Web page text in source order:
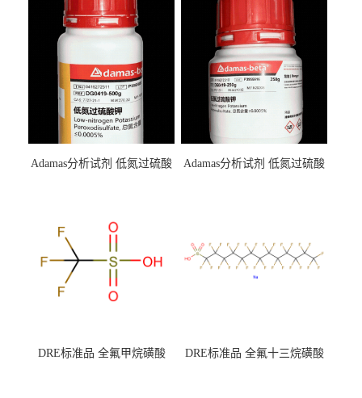
Adamas分析试剂 低氮过硫酸
（泰坦现货供应）
Adamas分析试剂 低氮过硫酸
DRE标准品 全氟甲烷磺酸
DRE标准品 全氟十三烷磺酸